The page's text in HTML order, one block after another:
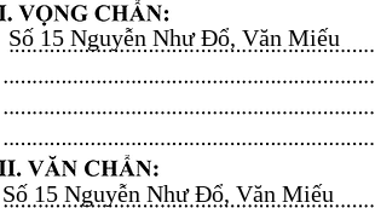
Số 15 Nguyễn Như Đổ, Văn Miếu​​​​
Số 15 Nguyễn Như Đổ, Văn Miếu​​​​